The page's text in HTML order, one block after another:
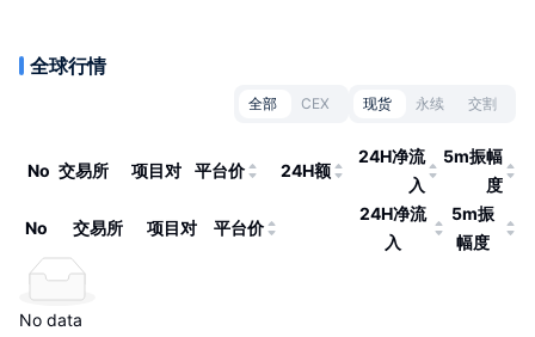
全球行情
全部 CEX 现货 永续 交割
No 交易所 项目对 平台价 24H额
24H净流
入
5m振幅
度
No 交易所 项目对 平台价
24H净流
入
5m振
幅度
No data